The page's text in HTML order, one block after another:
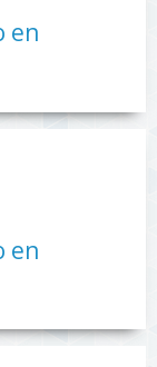
en
en